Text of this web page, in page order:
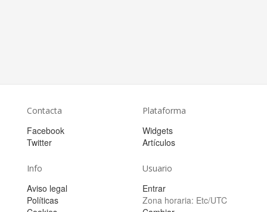
Contacta
Facebook
Twitter
Plataforma
Widgets
Artículos
Info
Aviso legal
Políticas
Usuario
Entrar
Zona horaria: Etc/UTC